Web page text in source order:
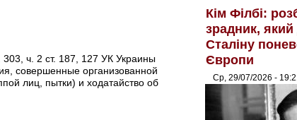
ч. 2 ст. 187, 127 УК Украины
совершенные организованной
лиц, пытки) и ходатайство об
Кім Філбі:
зрадник, який
Сталіну
Європи
Ср, 29/07/2026 -